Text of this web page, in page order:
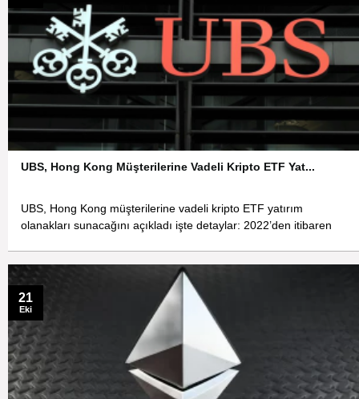
UBS, Hong Kong Müşterilerine Vadeli Kripto ETF Yat...
UBS, Hong Kong müşterilerine vadeli kripto ETF yatırım
olanakları sunacağını açıkladı işte detaylar: 2022’den itibaren
21
Eki